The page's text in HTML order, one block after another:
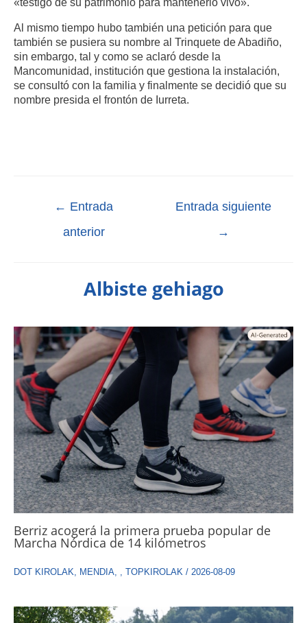
Al mismo tiempo hubo también una petición para que
también se pusiera su nombre al Trinquete de Abadiño,
sin embargo, tal y como se aclaró desde la
Mancomunidad, institución que gestiona la instalación,
se consultó con la familia y finalmente se decidió que su
nombre presida el frontón de Iurreta.
← Entrada
anterior
Entrada siguiente
→
Albiste gehiago
Berriz acogerá la primera prueba popular de
Marcha Nórdica de 14 kilómetros
DOT KIROLAK MENDIA TOPKIROLAK / 2026-08-09